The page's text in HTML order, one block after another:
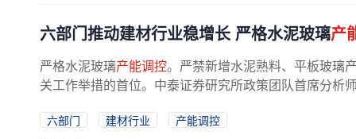
六部门推动建材行业稳增长 严格水泥玻璃产
严格水泥玻璃产能调控。严禁新增水泥熟料、平板玻璃
关工作举措的首位。中泰证券研究所政策团队首席分析
六部门 建材行业
产能调控